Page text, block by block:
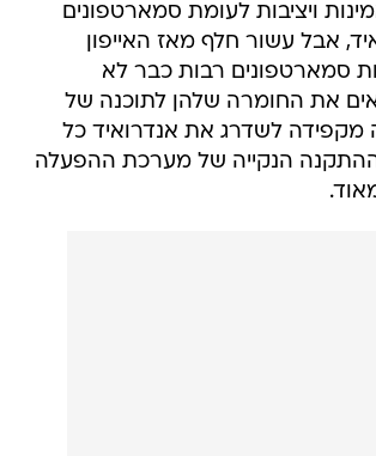
ויציבות לעומת סמארטפונים
אבל עשור חלף מאז האייפון
סמארטפונים רבות כבר לא
את החומרה שלהן לתוכנה של
מקפידה לשדרג את אנדרואיד כל
הנקייה של מערכת ההפעלה